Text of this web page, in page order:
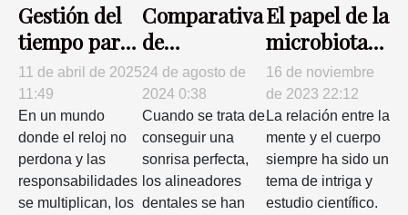
Gestión del
tiempo para
padres
ocupados
estrategias
para una
vida familiar
equilibrada
11 de abril de 2025
11:49
En un mundo
donde el reloj no
perdona y las
responsabilidades
se multiplican, los
Comparativa
de
alineadores
dentales:
eficacia,
costos y
opiniones
24 de agosto de
2024 0:38
Cuando se trata de
conseguir una
sonrisa perfecta,
los alineadores
dentales se han
El papel de la
microbiota
en la salud
mental
16 de noviembre
de 2023 22:12
La relación entre la
mente y el cuerpo
siempre ha sido un
tema de intriga y
estudio científico.